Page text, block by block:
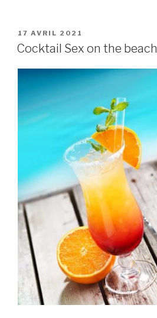
PUBLIÉ
LE
17 AVRIL 2021
Cocktail Sex on the beach